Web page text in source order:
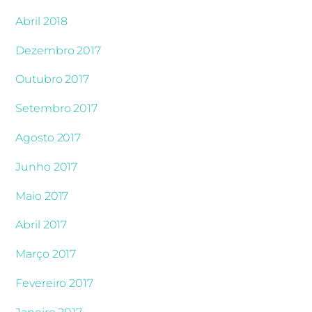
Abril 2018
Dezembro 2017
Outubro 2017
Setembro 2017
Agosto 2017
Junho 2017
Maio 2017
Abril 2017
Março 2017
Fevereiro 2017